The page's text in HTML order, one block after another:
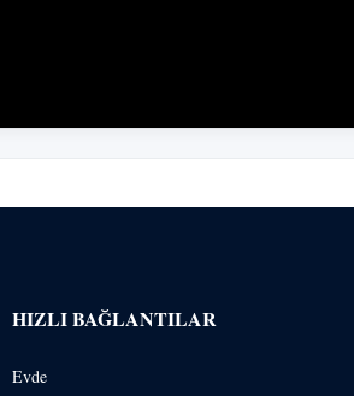
HIZLI BAĞLANTILAR
Evde